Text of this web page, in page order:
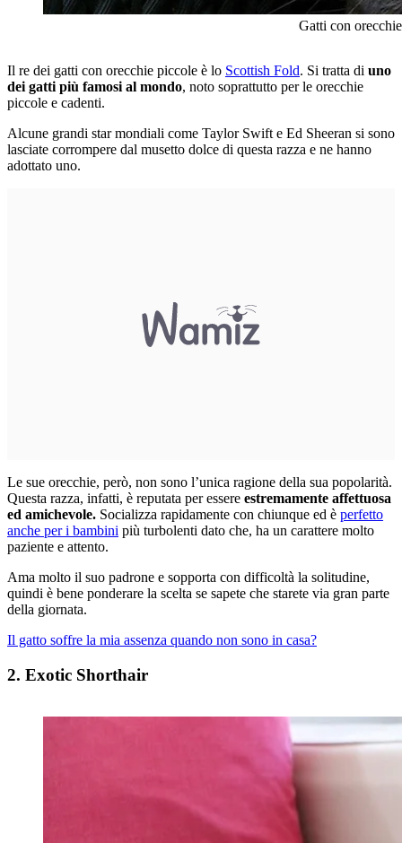
Gatti con
Il re dei gatti con orecchie piccole è lo Scottish Fold. Si tratta di uno
dei gatti più famosi al mondo, noto soprattutto per le orecchie
piccole e cadenti.
Alcune grandi star mondiali come Taylor Swift e Ed Sheeran si sono
lasciate corrompere dal musetto dolce di questa razza e ne hanno
adottato uno.
Le sue orecchie, però, non sono l’unica ragione della sua popolarità.
Questa razza, infatti, è reputata per essere estremamente affettuosa
ed amichevole. Socializza rapidamente con chiunque ed è perfetto
anche per i bambini più turbolenti dato che, ha un carattere molto
paziente e attento.
Ama molto il suo padrone e sopporta con difficoltà la solitudine,
quindi è bene ponderare la scelta se sapete che starete via gran parte
della giornata.
Il gatto soffre la mia assenza quando non sono in casa?
2. Exotic Shorthair